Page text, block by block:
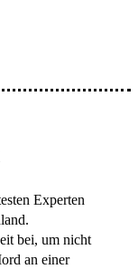
Experten
bei, um nicht
an einer